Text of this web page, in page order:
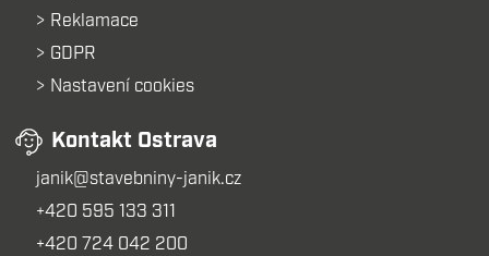
Reklamace
GDPR
Nastavení cookies
Kontakt Ostrava
janik@stavebniny-janik.cz
+420 595 133 311
+420 724 042 200